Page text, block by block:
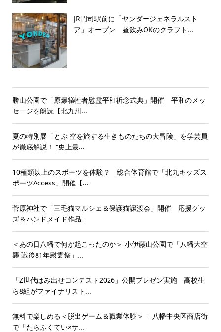
JR門司駅前に「ヤンダージェネラルスト
ア」オープン 昼飲みOKのクラフト...
勝山公園で「原爆犠牲者慰霊平和祈念式典」開催 平和のメッ
セージを朗読【北九州...
夏の特別展「とぶ 空を旅する生きものたちの大冒険」を学芸員
が徹底解説！ “史上最...
10種類以上のスポーツを体験？ 総合体育館で「北九キッズス
ポーツAccess」開催【...
菅原神社で「三毛猫マルシェ＆保護猫譲渡会」開催 応援グッ
ズ＆ハンドメイド作品...
＜あの日八幡で何が起こったのか＞ 小伊藤山公園で「八幡大空
襲 戦後81年慰霊祭」...
「Z世代はみ出せコンテスト2026」公開プレゼン実施 高校生
ら8組がファイナリスト...
無料で楽しめる＜脱出ゲーム＆職業体験＞！ 八幡中央区商店街
で「たらふくてい×サ...